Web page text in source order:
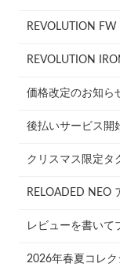
REVOLUTION FW
REVOLUTION
価格改定のお知ら
後払いサービス開
クリスマス限定タ
RELOADED NEO
レビューを書いて
2026年春夏コレク